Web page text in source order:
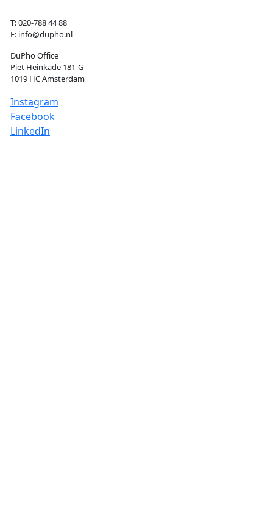
T: 020-788 44 88
E: info@dupho.nl
DuPho Office
Piet Heinkade 181-G
1019 HC Amsterdam
Instagram
Facebook
LinkedIn